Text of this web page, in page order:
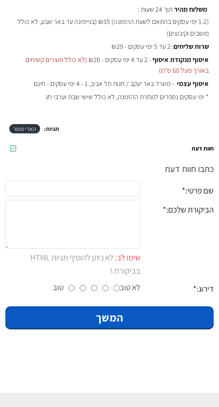
משלוח מהירתוך 24 שעות :
(1-2 ימי עסקים בהתאם לשעת ההזמנה)
₪35 (בניימינה עד באר שבע, לא כולל
מושבים וקיבוצים)
שרות שליחים: 2 עד 5 ימי עסקים - ₪29
איסוף מנקודת איסוף- 2 עד 4 ימי עסקים - ₪20
(לא כולל מוצרים קשיחים
באורך מעל 60 ס"מ)
איסוף עצמי - משרד באר יעקב / חנות תל אביב, 1 - 4 ימי עסקים - חינם
* ימי עסקים נספרים למחרת ההזמנה, לא כולל שישי שבת וערבי חג
תגיות: הארי פוטר
חוות דעת
כתבו חוות דעת
שם פרטי:
הביקורת שלכם:
שימו לב:
לא ניתן להוסיף תגיות HTML
בביקורת.!
דירוג:
לא טוב טוב
המשך